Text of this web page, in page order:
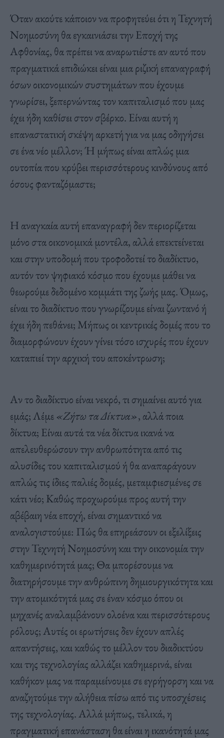
Όταν ακούτε κάποιον να προφητεύει ότι η Τεχνητή
Νοημοσύνη θα εγκαινιάσει την Εποχή της
Αφθονίας, θα πρέπει να αναρωτιέστε αν αυτό που
πραγματικά επιδιώκει είναι μια ριζική επαναγραφή
όσων οικονομικών συστημάτων που έχουμε
γνωρίσει, ξεπερνώντας τον καπιταλισμό που μας
έχει ήδη καθίσει στον σβέρκο. Είναι αυτή η
επαναστατική σκέψη αρκετή για να μας οδηγήσει
σε ένα νέο μέλλον; Ή μήπως είναι απλώς μια
ουτοπία που κρύβει περισσότερους κινδύνους από
όσους φανταζόμαστε;
Η αναγκαία αυτή επαναγραφή δεν περιορίζεται
μόνο στα οικονομικά μοντέλα, αλλά επεκτείνεται
και στην υποδομή που τροφοδοτεί το διαδίκτυο,
αυτόν τον ψηφιακό κόσμο που έχουμε μάθει να
θεωρούμε δεδομένο κομμάτι της ζωής μας. Όμως,
είναι το διαδίκτυο που γνωρίζουμε είναι ζωντανό ή
έχει ήδη πεθάνει; Μήπως οι κεντρικές δομές που το
διαμορφώνουν έχουν γίνει τόσο ισχυρές που έχουν
καταπιεί την αρχική του αποκέντρωση;
Αν το διαδίκτυο είναι νεκρό, τι σημαίνει αυτό για
εμάς; Λέμε«Ζήτω τα Δίκτυα», αλλά ποια
δίκτυα; Είναι αυτά τα νέα δίκτυα ικανά να
απελευθερώσουν την ανθρωπότητα από τις
αλυσίδες του καπιταλισμού ή θα αναπαράγουν
απλώς τις ίδιες παλιές δομές, μεταμφιεσμένες σε
κάτι νέο; Καθώς προχωρούμε προς αυτή την
αβέβαιη νέα εποχή, είναι σημαντικό να
αναλογιστούμε: Πώς θα επηρεάσουν οι εξελίξεις
στην Τεχνητή Νοημοσύνη και την οικονομία την
καθημερινότητά μας; Θα μπορέσουμε να
διατηρήσουμε την ανθρώπινη δημιουργικότητα και
την ατομικότητά μας σε έναν κόσμο όπου οι
μηχανές αναλαμβάνουν ολοένα και περισσότερους
ρόλους; Αυτές οι ερωτήσεις δεν έχουν απλές
απαντήσεις, και καθώς το μέλλον του διαδικτύου
και της τεχνολογίας αλλάζει καθημερινά, είναι
καθήκον μας να παραμείνουμε σε εγρήγορση και να
αναζητούμε την αλήθεια πίσω από τις υποσχέσεις
της τεχνολογίας. Αλλά μήπως, τελικά, η
πραγματική επανάσταση θα είναι η ικανότητά μας